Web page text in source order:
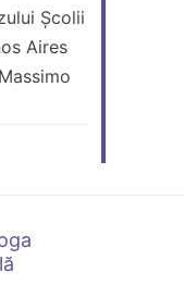
Școlii
Aires